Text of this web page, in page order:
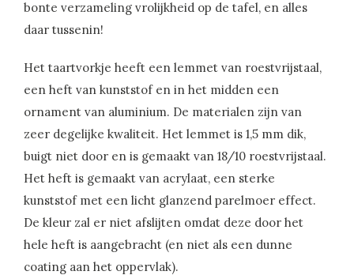
bonte verzameling vrolijkheid op de tafel, en alles
daar tussenin!
Het taartvorkje heeft een lemmet van roestvrijstaal,
een heft van kunststof en in het midden een
ornament van aluminium. De materialen zijn van
zeer degelijke kwaliteit. Het lemmet is 1,5 mm dik,
buigt niet door en is gemaakt van 18/10 roestvrijstaal.
Het heft is gemaakt van acrylaat, een sterke
kunststof met een licht glanzend parelmoer effect.
De kleur zal er niet afslijten omdat deze door het
hele heft is aangebracht (en niet als een dunne
coating aan het oppervlak).